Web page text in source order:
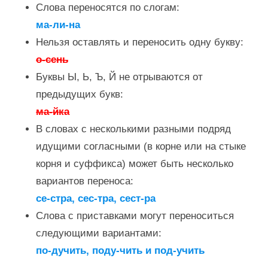
Слова переносятся по слогам:
ма-ли-на
Нельзя оставлять и переносить одну букву:
о-сень
Буквы Ы, Ь, Ъ, Й не отрываются от
предыдущих букв:
ма-йка
В словах с несколькими разными подряд
идущими согласными (в корне или на стыке
корня и суффикса) может быть несколько
вариантов переноса:
се-стра, сес-тра, сест-ра
Слова с приставками могут переноситься
следующими вариантами:
по-дучить, поду-чить и под-учить